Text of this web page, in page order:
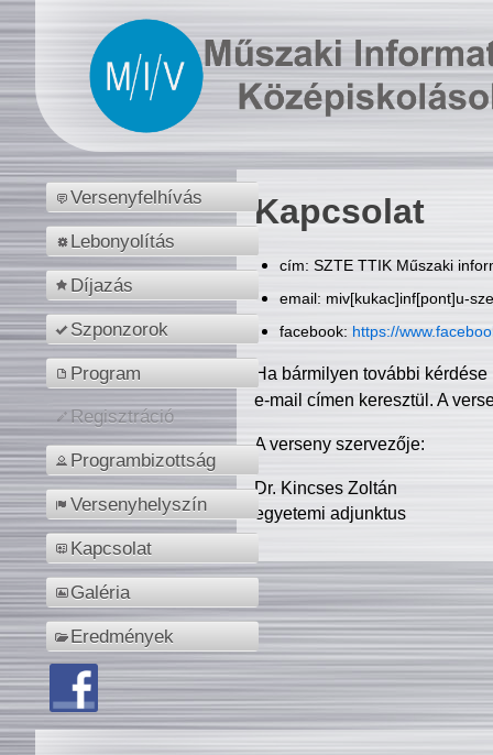
Versenyfelhívás
Lebonyolítás
Díjazás
Szponzorok
Program
Regisztráció
Programbizottság
Versenyhelyszín
Kapcsolat
Galéria
Eredmények
Kapcsolat
cím: SZTE TTIK Műszaki
email: miv[kukac]inf[pont]u-
facebook: https://
Ha bármilyen további
e-mail címen keresztül. A
A verseny szervezője:
Dr. Kincses Zoltán
egyetemi adjunktus